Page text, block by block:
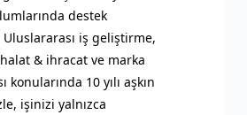
destek
Uluslararası iş geliştirme,
& ihracat ve marka
konularında 10 yılı aşkın
işinizi yalnızca